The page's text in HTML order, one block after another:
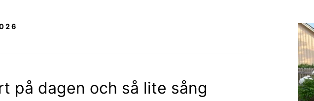
på dagen och så lite sång